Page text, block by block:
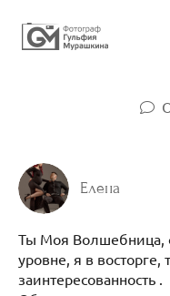
Елена
Ты Моя Волшебница,
уровне, я в
заинтересованность .